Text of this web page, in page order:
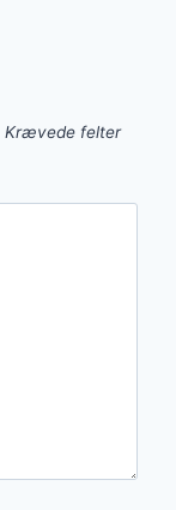
Krævede felter